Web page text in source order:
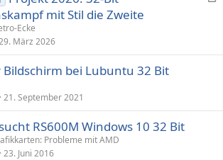
k
mit Stil die Zweite
Ecke
März 2026
Bildschirm bei Lubuntu 32 Bit
21. September 2021
RS600M Windows 10 32 Bit
Probleme mit AMD
23. Juni 2016